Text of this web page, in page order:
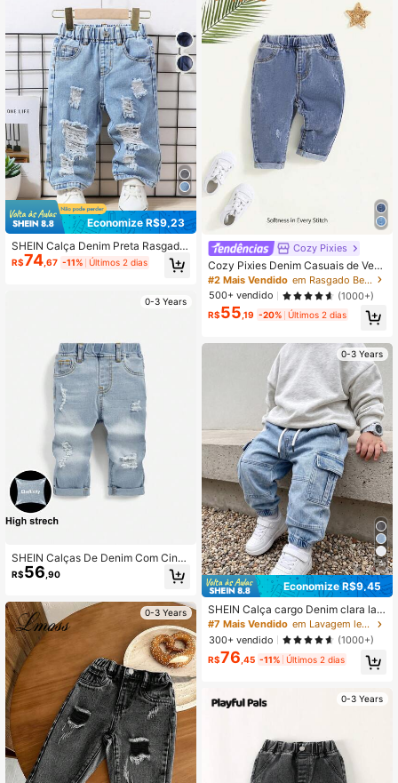
Economize R$9,23
SHEIN Calça Denim Preta Rasgada
de Perna Larga Estilo Coreano para
Meninos Bebês
R$74,67 -11% Últimos 2 dias
0-3 Years
SHEIN Calças De Denim Com Cintu
ra Elástica Para Bebê Menino Infant
il, Lavagem Desgastada
R$56 ,90
0-3 Years
Cozy Pixies
Cozy Pixies Denim Casuais de Verã
o Infantil Masculino, Desbotado, Fol
gado, com Bolso Remendado, Deni
m Macio, Casual de Verão
#2 Mais Vendido
em Rasgado Bebê Meninos Jeans
500+ vendido
(1000+)
R$55 ,19 -20% Últimos 2 dias
0-3 Years
4
Economize R$9,45
SHEIN Calça cargo Denim clara lav
ada com cintura elástica e cordão,
calça casual solta e confortável co
m vários bolsos para meninos bebê,
estilo vintage streetwear
#7 Mais Vendido
em Lavagem leve Bebê Meninos Jeans
300+ vendido
(1000+)
R$76 ,45 -11% Últimos 2 dias
0-3 Years